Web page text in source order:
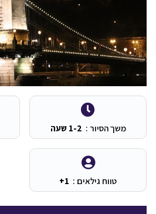
משך הסיור : 1-2 שעה
טווח גילאים : 1+